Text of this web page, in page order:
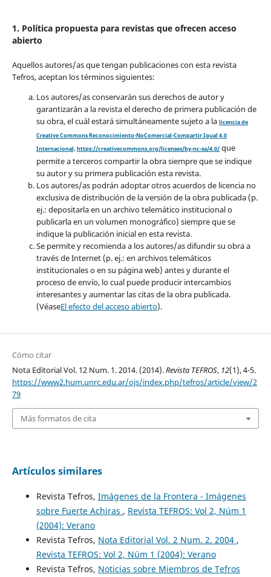
1. Política propuesta para revistas que ofrecen acceso
abierto
Aquellos autores/as que tengan publicaciones con esta revista
Tefros, aceptan los términos siguientes:
Los autores/as conservarán sus derechos de autor y
garantizarán a la revista el derecho de primera publicación de
su obra, el cuál estará simultáneamente sujeto a la licencia de
Creative Commons Reconocimiento-NoComercial-Compartir Igual 4.0
Internacional. https://creativecommons.org/licenses/by-nc-sa/4.0/que
permite a terceros compartir la obra siempre que se indique
su autor y su primera publicación esta revista.
Los autores/as podrán adoptar otros acuerdos de licencia no
exclusiva de distribución de la versión de la obra publicada (p.
ej.: depositarla en un archivo telemático institucional o
publicarla en un volumen monográfico) siempre que se
indique la publicación inicial en esta revista.
Se permite y recomienda a los autores/as difundir su obra a
través de Internet (p. ej.: en archivos telemáticos
institucionales o en su página web) antes y durante el
proceso de envío, lo cual puede producir intercambios
interesantes y aumentar las citas de la obra publicada.
(VéaseEl efecto del acceso abierto).
Cómo citar
Nota Editorial Vol. 12 Num. 1. 2014. (2014).Revista TEFROS, 12(1), 4-5.
https://www2.hum.unrc.edu.ar/ojs/index.php/tefros/article/view/2
79
Más formatos de cita
Artículos similares
Revista Tefros, Imágenes de la Frontera - Imágenes
sobre Fuerte Achiras , Revista TEFROS: Vol 2, Núm 1
(2004): Verano
Revista Tefros, Nota Editorial Vol. 2 Num. 2. 2004 ,
Revista TEFROS: Vol 2, Núm 1 (2004): Verano
Revista Tefros, Noticias sobre Miembros de Tefros